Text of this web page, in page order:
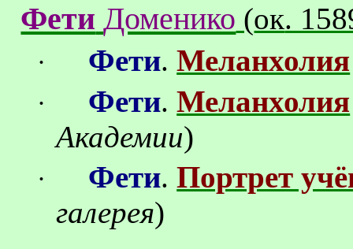
Фети Доменико (ок.
· Фети.Меланхолия
· Фети.Меланхолия
Академии)
· Фети.Портрет
галерея)